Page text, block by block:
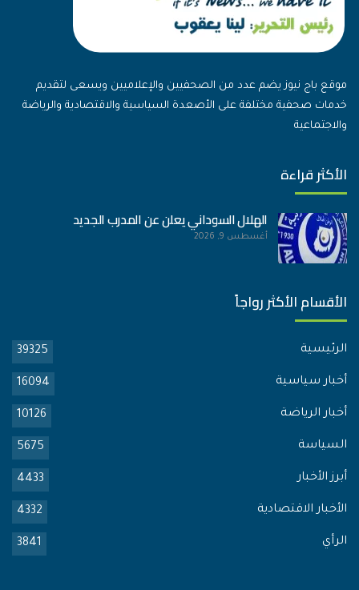
موقع باج نيوز يضم عدد من الصحفيين والإعلاميين ويسعى لتقديم
خدمات صحفية مختلفة على الأصعدة السياسية والاقتصادية والرياضة
والاجتماعية
الأكثر قراءة
الهلال السوداني يعلن عن المدرب الجديد
أغسطس 9, 2026
الأقسام الأكثر رواجاً
الرئيسية 39325
أخبار سياسية 16094
أخبار الرياضة 10126
السياسة 5675
أبرز الأخبار 4433
الأخبار الاقتصادية 4332
الرأي 3841